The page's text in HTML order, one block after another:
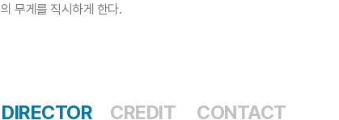
의 무게를 직시하게 한다.
DIRECTOR CREDIT CONTACT